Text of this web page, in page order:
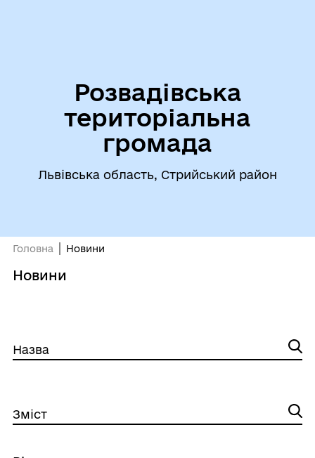
Розвадівська
територіальна
громада
Львівська область, Стрийський район
Головна Новини
Новини
Назва
Зміст